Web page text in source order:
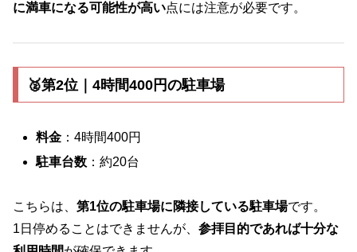
に満車になる可能性が高い点には注意が必要です。
🥈第2位｜4時間400円の駐車場
料金 ：4時間400円
駐車台数 ：約20台
こちらは、 第1位の駐車場に隣接している駐車場です。
1日停めることはできませんが、 参拝目的であれば十分な